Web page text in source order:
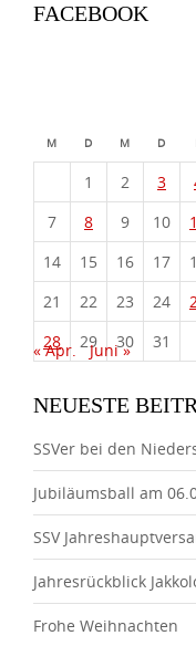
FACEBOOK
M D M D
1 2 3
7
8 9 10
14
15 16 17
21
22 23 24
28
29 30 31
« Apr. Juni »
NEUESTE
SSVer bei den
Jubiläumsball am
SSV
Jahresrückblick
Frohe Weihnachten